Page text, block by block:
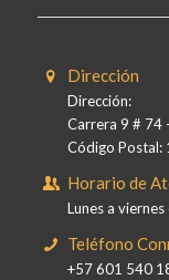
Dirección
Dirección:
Carrera 9 # 74
Código Postal:
Horario de
Lunes a
Teléfono
+57 601 540